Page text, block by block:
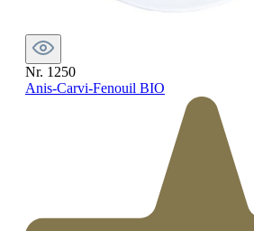
Nr. 1250
Anis-Carvi-Fenouil BIO